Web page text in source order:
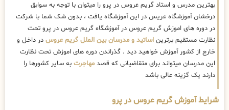
بهترین مدرس و استاد گریم عروس در پرو را میتوان با توجه به سوابق
درخشان آموزشگاه عریس در این آموزشگاه یافت ، بدون شک شما با شرکت
در دوره های اموزش گریم عروس در آموزشگاه گریم عروس در پرو تحت
نظارت مستقیم برترین اساتید و مدرسان بین الملل گریم عروس در داخل و
خارج از کشور آموزش خواهید دید . گذراندن دوره های اموزش تحت نظارت
این مدرسان میتواند برای متقاضیانی که قصد مهاجرت به سایر کشورها را
دارند یک گزینه عالی باشد
شرایط آموزش گریم عروس در پرو